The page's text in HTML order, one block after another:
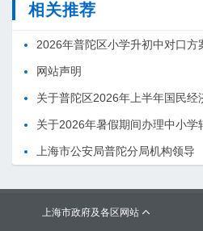
相关推荐
2026年普陀区小学升初中对口方
网站声明
关于2026年暑假期间办理中小学
上海市公安局普陀分局机构领导
上海市政府及各区网站 